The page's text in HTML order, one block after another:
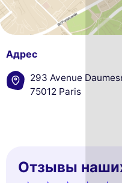
Адрес
293 Avenue
75012 Paris
Отзывы